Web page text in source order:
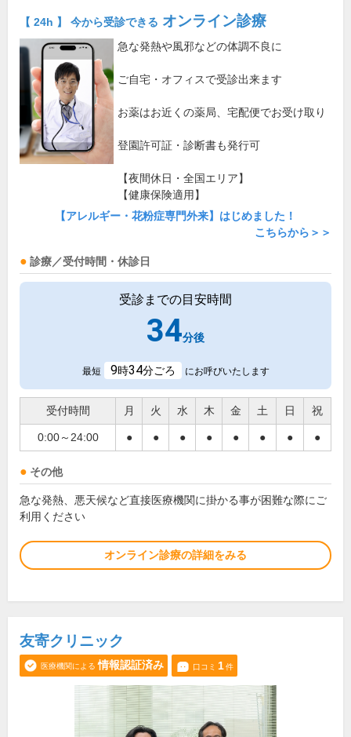
【 24h 】 今から受診できる オンライン診療
急な発熱や風邪などの体調不良に
ご自宅・オフィスで受診出来ます
お薬はお近くの薬局、宅配便でお受け取り
登園許可証・診断書も発行可
【夜間休日・全国エリア】
【健康保険適用】
【アレルギー・花粉症専門外来】はじめました！
こちらから＞＞
診療／受付時間・休診日
受診までの目安時間
34分後
最短 9時34分ごろ にお呼びいたします
受付時間 月 火 水 木 金 土 日 祝
0:00～24:00 ● ● ● ● ● ● ● ●
その他
急な発熱、悪天候など直接医療機関に掛かる事が困難な際にご
利用ください
オンライン診療の詳細をみる
友寄クリニック
医療機関による 情報認証済み 口コミ 1件